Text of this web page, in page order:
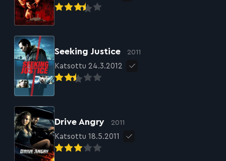
Seeking Justice 2011
Katsottu 24.3.2012
Drive Angry 2011
Katsottu 18.5.2011